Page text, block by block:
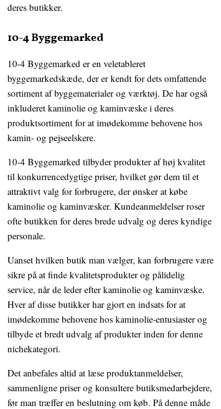
deres butikker.
10-4 Byggemarked
10-4 Byggemarked er en veletableret
byggemarkedskæde, der er kendt for dets omfattende
sortiment af byggematerialer og værktøj. De har også
inkluderet kaminolie og kaminvæske i deres
produktsortiment for at imødekomme behovene hos
kamin- og pejseelskere.
10-4 Byggemarked tilbyder produkter af høj kvalitet
til konkurrencedygtige priser, hvilket gør dem til et
attraktivt valg for forbrugere, der ønsker at købe
kaminolie og kaminvæsker. Kundeanmeldelser roser
ofte butikken for deres brede udvalg og deres kyndige
personale.
Uanset hvilken butik man vælger, kan forbrugere være
sikre på at finde kvalitetsprodukter og pålidelig
service, når de leder efter kaminolie og kaminvæske.
Hver af disse butikker har gjort en indsats for at
imødekomme behovene hos kaminolie-entusiaster og
tilbyde et bredt udvalg af produkter inden for denne
nichekategori.
Det anbefales altid at læse produktanmeldelser,
sammenligne priser og konsultere butiksmedarbejdere,
før man træffer en beslutning om køb. På denne måde